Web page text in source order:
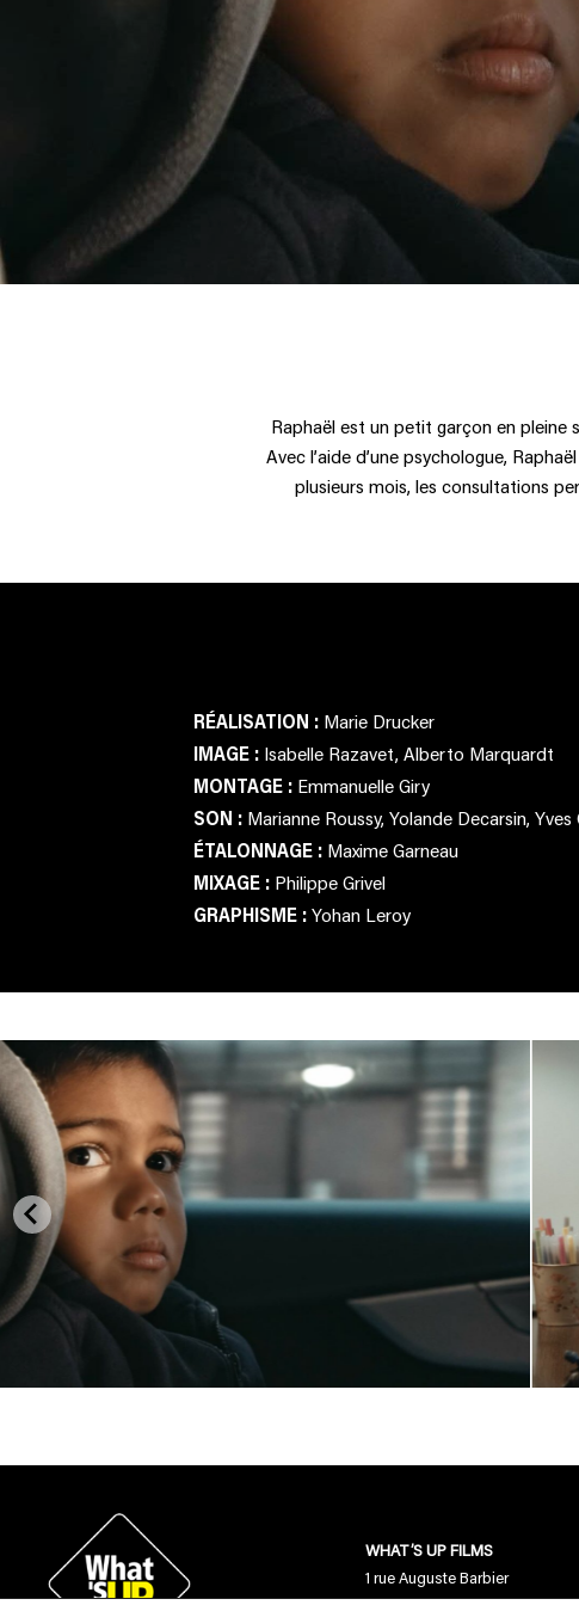
Raphaël est un petit garçon en pleine
Avec l’aide d’une psychologue,
plusieurs mois, les consultations
RÉALISATION : Marie Drucker
IMAGE : Isabelle Razavet, Alberto Marquardt
MONTAGE : Emmanuelle Giry
SON : Marianne Roussy, Yolande Decarsin, Yves
ÉTALONNAGE : Maxime Garneau
MIXAGE : Philippe Grivel
GRAPHISME :Yohan Leroy
WHAT’S UP FILMS
1 rue Auguste Barbier